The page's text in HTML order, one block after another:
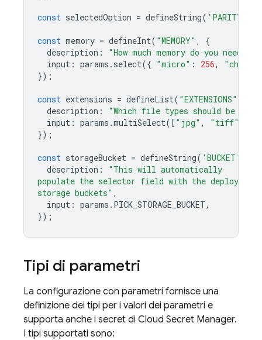
const selectedOption = defineString( 'PARITY'
const memory = defineInt( "MEMORY" ,
{
description : "How much memory do you need?"
input : params . select({ "micro" : 256,
"chonky"
});
const extensions = defineList( "EXTENSIONS"
description :
"Which file types should be
input : params .multiSelect([ "jpg" , "tiff"
});
const storageBucket = defineString( 'BUCKET'
description :
"This will automatically
populate the selector field with the deploying
storage buckets" ,
input : params . PICK_STORAGE_BUCKET,
});
Tipi di parametri
La configurazione con parametri fornisce una
definizione dei tipi per i valori dei parametri e
supporta anche i secret di Cloud Secret Manager.
I tipi supportati sono: